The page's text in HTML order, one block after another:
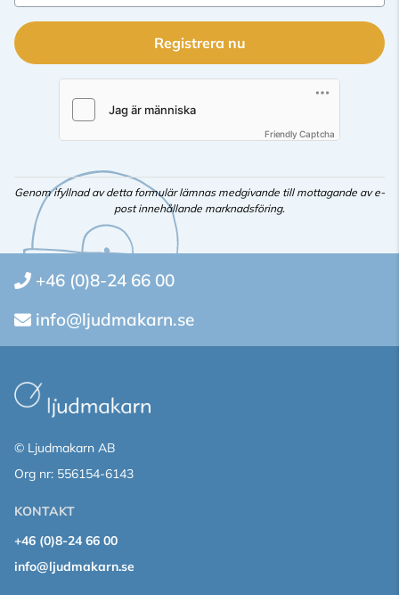
Registrera nu
Friendly Captcha
Genom ifyllnad av detta formulär lämnas medgivande till mottagande av e-
post innehållande marknadsföring.
+46 (0)8-24 66 00
info@ljudmakarn.se
© Ljudmakarn AB
Org nr: 556154-6143
KONTAKT
+46 (0)8-24 66 00
info@ljudmakarn.se